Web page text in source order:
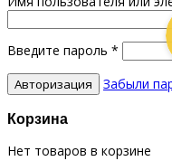
Введите пароль *
Забыли
Корзина
Нет товаров в корзине